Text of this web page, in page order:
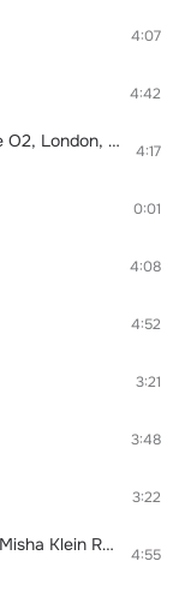
4:07
4:42
The Show Must Go On (Live At The O2, London, UK, 04/07/2018) 4:17
0:01
4:08
4:52
3:21
3:48
3:22
Another Lonely Night (No Hopes & Misha Klein Radio Mix) 4:55